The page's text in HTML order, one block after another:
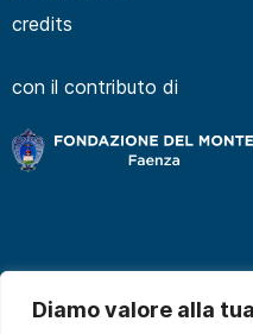
Diamo valore alla
credits
con il contributo di